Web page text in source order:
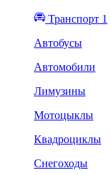
Транспорт 1
Автобусы
Автомобили
Лимузины
Мотоцыклы
Квадроциклы
Снегоходы